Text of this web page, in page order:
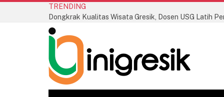
TRENDING